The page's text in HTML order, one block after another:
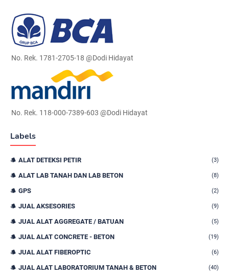
No. Rek. 1781-2705-18 @Dodi Hidayat
No. Rek. 118-000-7389-603 @Dodi Hidayat
Labels
ALAT DETEKSI PETIR (3)
ALAT LAB TANAH DAN LAB BETON (8)
GPS (2)
JUAL AKSESORIES (9)
JUAL ALAT AGGREGATE / BATUAN (5)
JUAL ALAT CONCRETE - BETON (19)
JUAL ALAT FIBEROPTIC (6)
JUAL ALAT LABORATORIUM TANAH & BETON (40)